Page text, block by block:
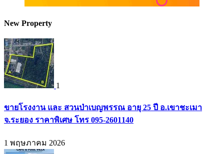
New Property
1
ขายโรงงาน และ สวนป่าเบญพรรณ อายุ 25 ปี อ.เขาชะเมา
จ.ระยอง ราคาพิเศษ โทร 095-2601140
1 พฤษภาคม 2026